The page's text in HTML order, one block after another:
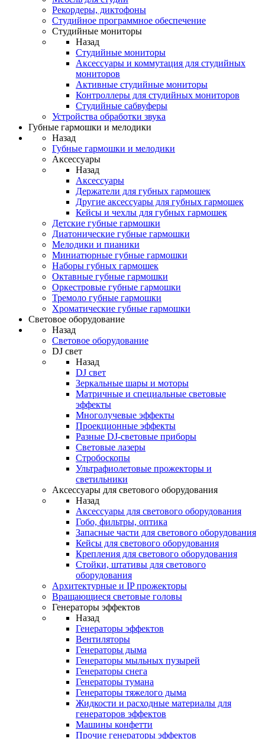
Рекордеры, диктофоны
Студийное программное обеспечение
Студийные мониторы
Назад
Студийные мониторы
Аксессуары и коммутация для студийных
мониторов
Активные студийные мониторы
Контроллеры для студийных мониторов
Студийные сабвуферы
Устройства обработки звука
Губные гармошки и мелодики
Назад
Губные гармошки и мелодики
Аксессуары
Назад
Аксессуары
Держатели для губных гармошек
Другие аксессуары для губных гармошек
Кейсы и чехлы для губных гармошек
Детские губные гармошки
Диатонические губные гармошки
Мелодики и пианики
Миниатюрные губные гармошки
Наборы губных гармошек
Октавные губные гармошки
Оркестровые губные гармошки
Тремоло губные гармошки
Хроматические губные гармошки
Световое оборудование
Назад
Световое оборудование
DJ свет
Назад
DJ свет
Зеркальные шары и моторы
Матричные и специальные световые
эффекты
Многолучевые эффекты
Проекционные эффекты
Разные DJ-световые приборы
Световые лазеры
Стробоскопы
Ультрафиолетовые прожекторы и
светильники
Аксессуары для светового оборудования
Назад
Аксессуары для светового оборудования
Гобо, фильтры, оптика
Запасные части для светового оборудования
Кейсы для светового оборудования
Крепления для светового оборудования
Стойки, штативы для светового
оборудования
Архитектурные и IP прожекторы
Вращающиеся световые головы
Генераторы эффектов
Назад
Генераторы эффектов
Вентиляторы
Генераторы дыма
Генераторы мыльных пузырей
Генераторы снега
Генераторы тумана
Генераторы тяжелого дыма
Жидкости и расходные материалы для
генераторов эффектов
Машины конфетти
Прочие генераторы эффектов